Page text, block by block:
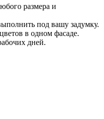
размера и
под вашу задумку.
в одном фасаде.
дней.